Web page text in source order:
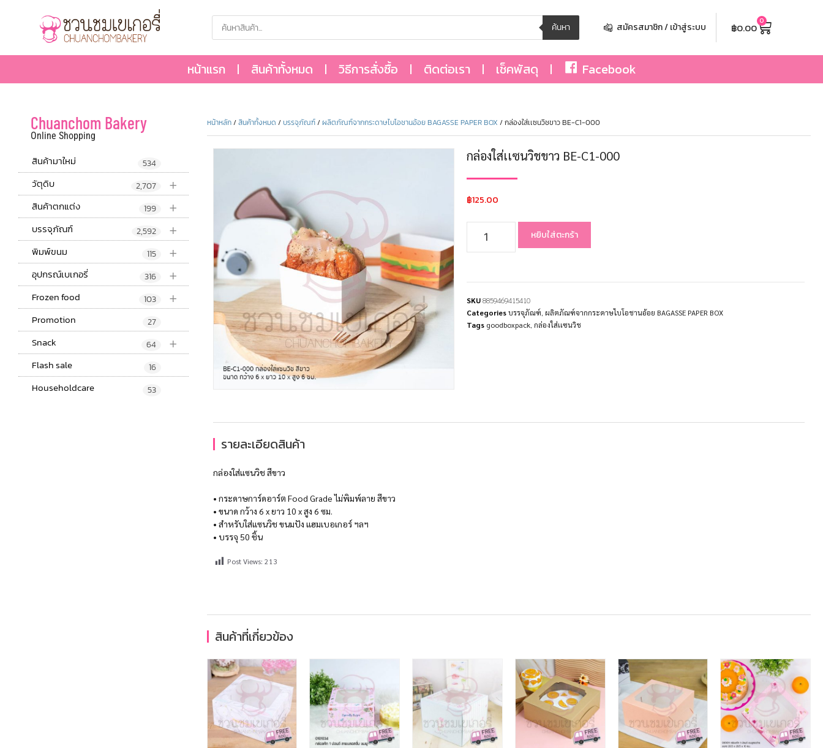
ค้นหา สมัครสมาชิก / เข้าสู่ระบบ ฿0.00 0
หน้าแรก สินค้าทั้งหมด วิธีการสั่งซื้อ ติดต่อเรา เช็คพัสดุ Facebook
Chuanchom Bakery
Online Shopping
สินค้ามาใหม่ 534
+
วัตุดิบ 2,707
+
สินค้าตกแต่ง 199
+
บรรจุภัณฑ์ 2,592
+
พิมพ์ขนม 115
+
อุปกรณ์เบเกอรี่ 316
+
Frozen food 103
Promotion 27
+
Snack 64
Flash sale 16
Householdcare 53
หน้าหลัก/สินค้าทั้งหมด /บรรจุภัณฑ์/ผลิตภัณฑ์จากกระดาษไบโอชานอ้อย BAGASSE PAPER BOX / กล่องใส่เเซนวิชขาว BE-C1-000
กล่องใส่เเซนวิชขาว BE-C1-000
฿125.00
หยิบใส่ตะกร้า
SKU8859469415410
Categoriesบรรจุภัณฑ์ ผลิตภัณฑ์จากกระดาษไบโอชานอ้อย BAGASSE PAPER BOX
Tags goodboxpack, กล่องใส่เเซนวิช
รายละเอียดสินค้า
กล่องใส่แซนวิช สีขาว
• กระดาษการ์ดอาร์ต Food Grade ไม่พิมพ์ลาย สีขาว
• ขนาด กว้าง 6 x ยาว 10 x สูง 6 ซม.
• สำหรับใส่แซนวิช ขนมปัง แฮมเบอเกอร์ ฯลฯ
• บรรจุ 50 ชิ้น
Post Views: 213
สินค้าที่เกี่ยวข้อง